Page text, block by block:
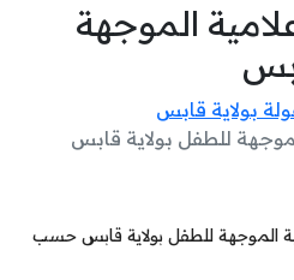
الموجهة
بولاية قابس
للطفل بولاية قابس
الموجهة للطفل بولاية قابس حسب